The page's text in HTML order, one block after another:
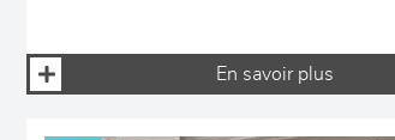
En savoir plus